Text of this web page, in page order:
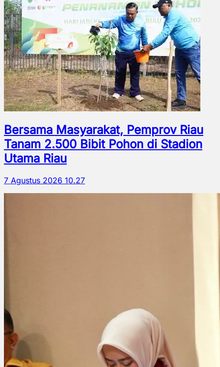
Bersama Masyarakat, Pemprov Riau
Tanam 2.500 Bibit Pohon di Stadion
Utama Riau
7 Agustus 2026 10.27